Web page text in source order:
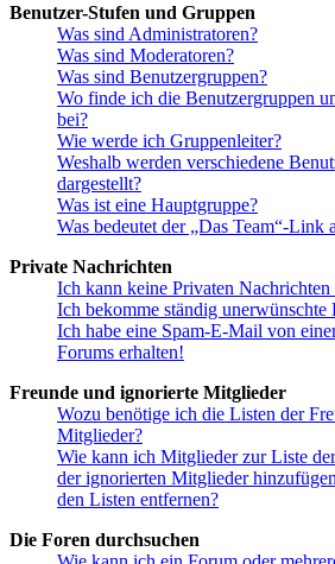
Benutzer-Stufen und Gruppen
Was sind Administratoren?
Was sind Moderatoren?
Was sind Benutzergruppen?
Wo finde ich die Benutzergruppen
bei?
Wie werde ich Gruppenleiter?
Weshalb werden verschiedene
dargestellt?
Was ist eine Hauptgruppe?
Was bedeutet der „Das Team“-Link
Private Nachrichten
Ich kann keine Privaten Nachrichten
Ich bekomme ständig unerwünschte
Ich habe eine Spam-E-Mail von
Forums erhalten!
Freunde und ignorierte Mitglieder
Wozu benötige ich die Listen der
Mitglieder?
Wie kann ich Mitglieder zur Liste
der ignorierten Mitglieder
den Listen entfernen?
Die Foren durchsuchen